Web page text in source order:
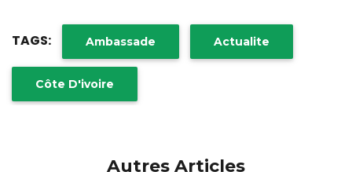
TAGS: Ambassade Actualite
Côte D'ivoire
Autres Articles